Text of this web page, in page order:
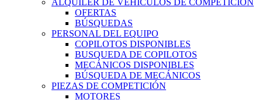
ALQUILER DE VEHÍCULOS DE COMPETICIÓN
OFERTAS
BÚSQUEDAS
PERSONAL DEL EQUIPO
COPILOTOS DISPONIBLES
BUSQUEDA DE COPILOTOS
MECÁNICOS DISPONIBLES
BÚSQUEDA DE MECÁNICOS
PIEZAS DE COMPETICIÓN
MOTORES